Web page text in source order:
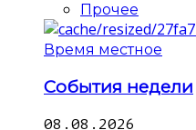
Прочее
Время местное
События недели
08.08.2026